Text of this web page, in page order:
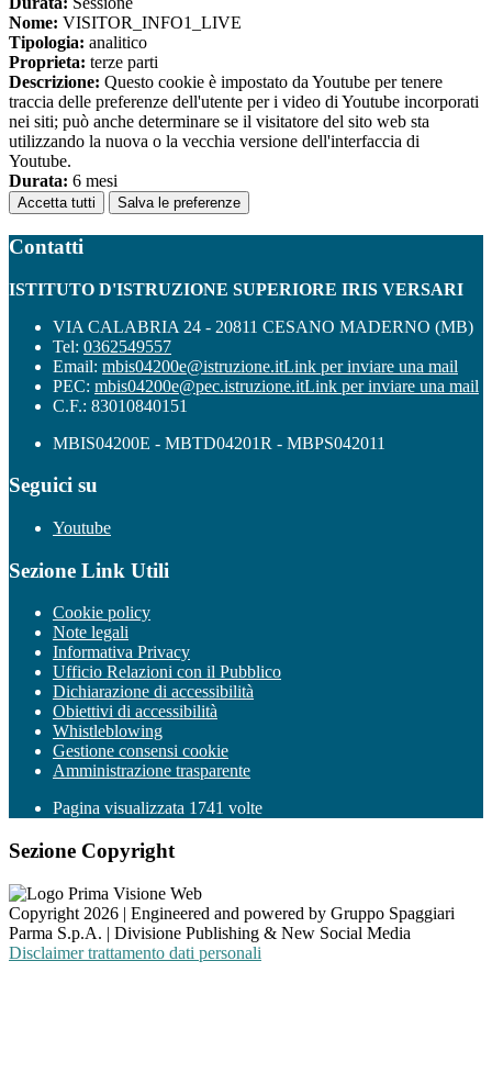
Nome: VISITOR_INFO1_LIVE
Tipologia: analitico
Proprieta: terze parti
Descrizione: Questo cookie è impostato da Youtube per tenere
traccia delle preferenze dell'utente per i video di Youtube incorporati
nei siti; può anche determinare se il visitatore del sito web sta
utilizzando la nuova o la vecchia versione dell'interfaccia di
Youtube.
Durata: 6 mesi
Accetta tutti Salva le preferenze
Contatti
ISTITUTO D'ISTRUZIONE SUPERIORE IRIS VERSARI
VIA CALABRIA 24 - 20811 CESANO MADERNO (MB)
Tel: 0362549557
Email: mbis04200e@istruzione.itLink per inviare una mail
PEC: mbis04200e@pec.istruzione.itLink per inviare una mail
C.F.: 83010840151
MBIS04200E - MBTD04201R - MBPS042011
Seguici su
Youtube
Sezione Link Utili
Cookie policy
Note legali
Informativa Privacy
Ufficio Relazioni con il Pubblico
Dichiarazione di accessibilità
Obiettivi di accessibilità
Whistleblowing
Gestione consensi cookie
Amministrazione trasparente
Pagina visualizzata 1741 volte
Sezione Copyright
Copyright 2026 | Engineered and powered by Gruppo Spaggiari
Parma S.p.A. | Divisione Publishing & New Social Media
Disclaimer trattamento dati personali